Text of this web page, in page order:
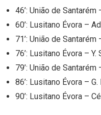
46’: União de Santarém
60’: Lusitano Évora –
71’: União de Santarém
76’: Lusitano Évora –
79’: União de
86’: Lusitano Évora –
90’: Lusitano Évora –